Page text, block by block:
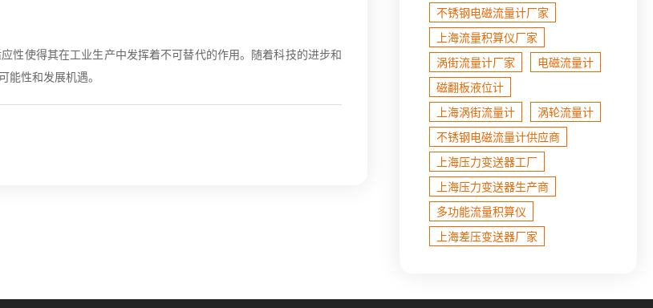
性使得其在工业生产中发挥着不可替代的作用。随着科技的进步和
性和发展机遇。
不锈钢电磁流量计厂家
上海流量积算仪厂家
涡街流量计厂家
电磁流量计
磁翻板液位计
上海涡街流量计
涡轮流量计
不锈钢电磁流量计​供应商
上海压力变送器工厂
上海压力变送器生产商
多功能流量积算仪
上海差压变送器厂家